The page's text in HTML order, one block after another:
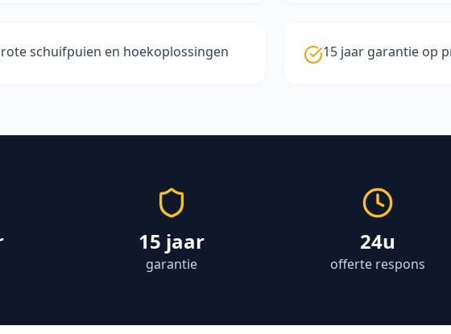
schuifpuien en hoekoplossingen 15 jaar garantie op
15 jaar
garantie
24u
offerte respons